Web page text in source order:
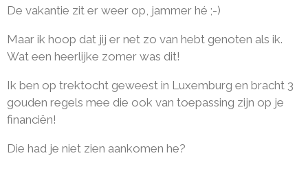
De vakantie zit er weer op, jammer hé ;-)
Maar ik hoop dat jij er net zo van hebt genoten als ik.
Wat een heerlijke zomer was dit!
Ik ben op trektocht geweest in Luxemburg en bracht 3
gouden regels mee die ook van toepassing zijn op je
financiën!
Die had je niet zien aankomen he?